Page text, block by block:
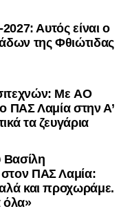
Αυτός είναι ο
της Φθιώτιδας
Με AO
ΠΑΣ Λαμία στην Α’
τα ζευγάρια
Βασίλη
ΠΑΣ Λαμία:
και προχωράμε.
όλα»